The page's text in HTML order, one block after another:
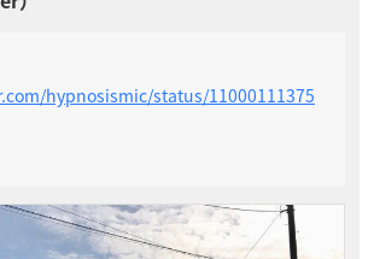
hypnosismic/status/11000111375